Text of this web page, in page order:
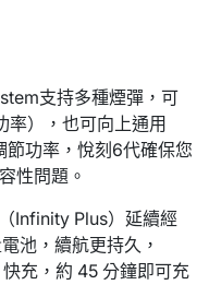
支持多種煙彈，可
），也可向上通用
功率，悅刻6代確保您
性問題。
Infinity Plus）延續經
池，續航更持久，
充，約 45 分鐘即可充